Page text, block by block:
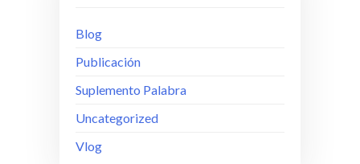
Blog
Publicación
Suplemento Palabra
Uncategorized
Vlog